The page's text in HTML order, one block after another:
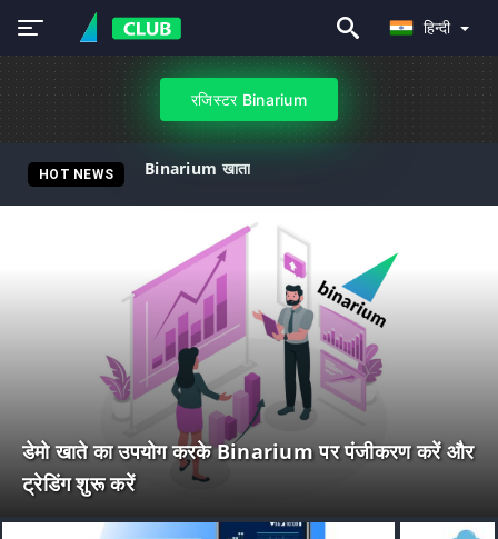
हिन्दी
रजिस्टर Binarium
HOT NEWS Binarium खाता
डेमो खाते का उपयोग करके Binarium पर पंजीकरण करें और
ट्रेडिंग शुरू करें